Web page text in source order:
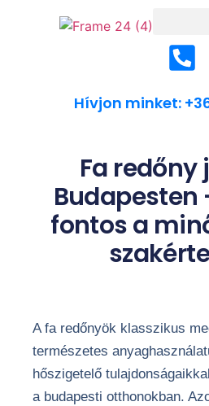
Hívjon minket:
Fa
Budapesten
fontos a
A fa redőnyök klasszikus
természetes
hőszigetelő
a budapesti otthonokban.